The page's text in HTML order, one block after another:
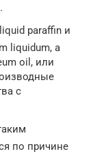
paraffin и
liquidum, а
oil, или
с
по причине